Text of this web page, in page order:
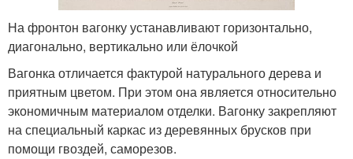
На фронтон вагонку устанавливают горизонтально,
диагонально, вертикально или ёлочкой
Вагонка отличается фактурой натурального дерева и
приятным цветом. При этом она является относительно
экономичным материалом отделки. Вагонку закрепляют
на специальный каркас из деревянных брусков при
помощи гвоздей, саморезов.